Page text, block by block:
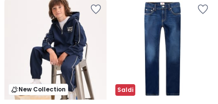
New Collection Saldi